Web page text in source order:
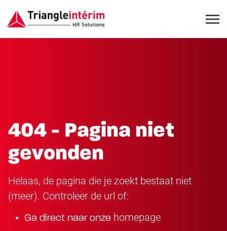
404 - Pagina niet
gevonden
Helaas, de pagina die je zoekt bestaat niet
(meer). Controleer de url of:
Ga direct naar onze homepage